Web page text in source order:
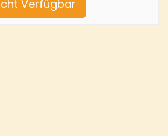
Verfügbar